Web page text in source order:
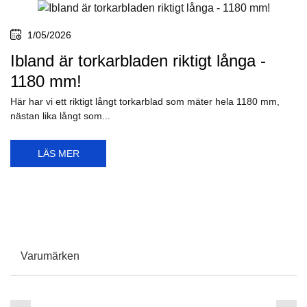
1/05/2026
Ibland är torkarbladen riktigt långa -
1180 mm!
Här har vi ett riktigt långt torkarblad som mäter hela 1180 mm,
nästan lika långt som...
LÄS MER
Varumärken